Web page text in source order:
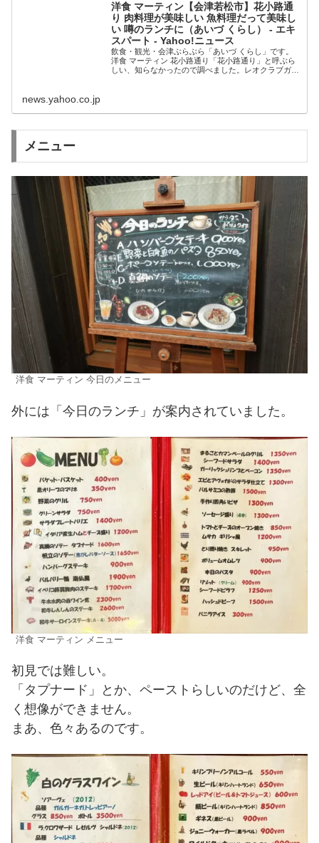
洋食 マーティン【会津若松市】花小路通
り 肉料理が美味しい 魚料理だって美味し
い 噂のランチに（あいづ くらし） - エキ
スパート - Yahoo!ニュース
飲食・観光・会津ぶらぶら「あいづ くらし」です。
洋食 マーティン 花小路通り「花小路通り」と呼ぶら
しい、知らなかったので調べました。レオクラブガー
news.yahoo.co.jp
メニュー
洋食 マーティン 今日のメニュー
外には「今日のランチ」が案内されていました。
洋食 マーティン メニュー
初見では難しい。
「タプナード」とか、ペーストらしいのだけど、全
く想像ができません。
まあ、色々あるのです。